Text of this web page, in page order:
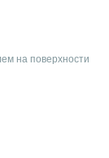
на поверхности